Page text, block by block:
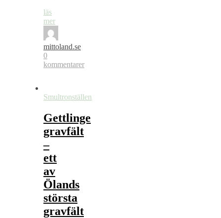
läs
mer
mittoland.se
0
kommentarer
Smultronställen
Gettlinge
gravfält
–
ett
av
Ölands
största
gravfält